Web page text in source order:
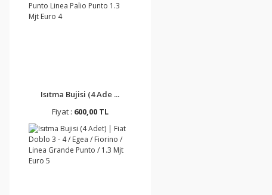
Isıtma Bujisi (4 Ade ...
Fiyat : 600,00 TL